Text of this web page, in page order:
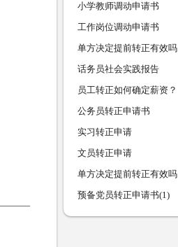
小学教师调动申请书
工作岗位调动申请书
单方决定提前转正有效吗
话务员社会实践报告
员工转正如何确定薪资？
公务员转正申请书
实习转正申请
文员转正申请
单方决定提前转正有效吗
预备党员转正申请书(1)